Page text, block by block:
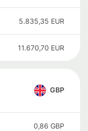
5.835,35 EUR
11.670,70 EUR
GBP
0,86 GBP